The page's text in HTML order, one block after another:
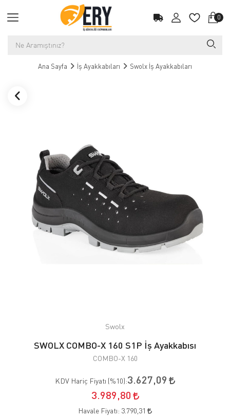
0
Ana Sayfa İş Ayakkabıları Swolx İş Ayakkabıları
Swolx
SWOLX COMBO-X 160 S1P İş Ayakkabısı
COMBO-X 160
KDV Hariç Fiyatı (%10):3.627,09
3.989,80
Havale Fiyatı: 3.790,31